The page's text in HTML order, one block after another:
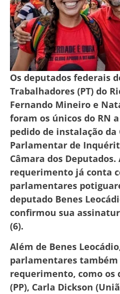
Os deputados federais
Trabalhadores (PT) do
Fernando Mineiro e
foram os únicos do RN
pedido de instalação da
Parlamentar de
Câmara dos Deputados.
requerimento já conta
parlamentares
deputado Benes
confirmou sua
(6).
Além de Benes
parlamentares
requerimento, como os
(PP), Carla Dickson